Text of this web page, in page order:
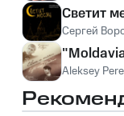
Светит
Сергей
Aleksey